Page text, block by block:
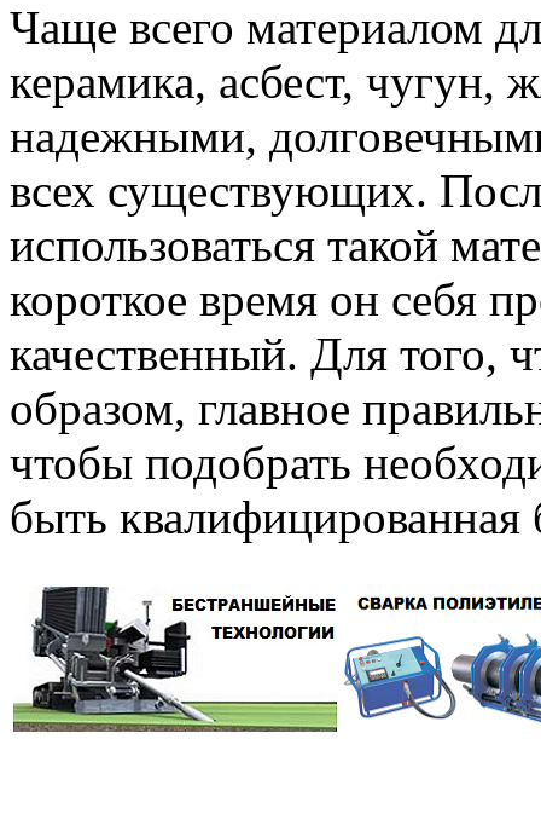
Чаще всего материалом
керамика, асбест, чугун,
надежными,
всех существующих.
использоваться такой
короткое время он себя
качественный. Для того,
образом, главное
чтобы подобрать
быть квалифицированная